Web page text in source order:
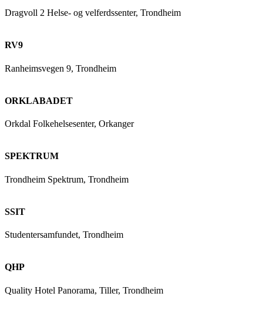
Dragvoll 2 Helse- og velferdssenter, Trondheim
RV9
Ranheimsvegen 9, Trondheim
ORKLABADET
Orkdal Folkehelsesenter, Orkanger
SPEKTRUM
Trondheim Spektrum, Trondheim
SSIT
Studentersamfundet, Trondheim
QHP
Quality Hotel Panorama, Tiller, Trondheim